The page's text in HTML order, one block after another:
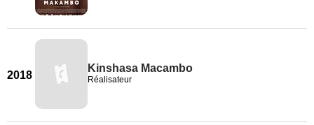
2018
Kinshasa Macambo
Réalisateur